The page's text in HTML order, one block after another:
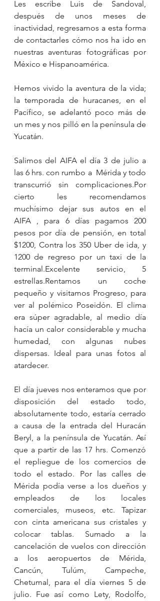
Les escribe Luis de Sandoval,
después de unos meses de
inactividad, regresamos a esta forma
de contactarles cómo nos ha ido en
nuestras aventuras fotográficas por
México e Hispanoamérica.
Hemos vivido la aventura de la vida;
la temporada de huracanes, en el
Pacífico, se adelantó poco más de
un mes y nos pilló en la península de
Yucatán.
Salimos del AIFA el día 3 de julio a
las 6 hrs. con rumbo a  Mérida y todo
transcurrió sin complicaciones.Por
cierto les recomendamos
muchísimo dejar sus autos en el
AIFA , para 6 días pagamos 200
pesos por día de pensión, en total
$1200, Contra los 350 Uber de ida, y
1200 de regreso por un taxi de la
terminal.Excelente servicio, 5
estrellas.Rentamos un coche
pequeño y visitamos Progreso, para
ver al polémico Poseidón. El clima
era súper agradable, al medio día
hacía un calor considerable y mucha
humedad, con algunas nubes
dispersas. Ideal para unas fotos al
atardecer.
El día jueves nos enteramos que por
disposición del estado todo,
absolutamente todo, estaría cerrado
a causa de la entrada del Huracán
Beryl, a la península de Yucatán. Así
que a partir de las 17 hrs. Comenzó
el repliegue de los comercios de
todo el estado. Por las calles de
Mérida podía verse a los dueños y
empleados de los locales
comerciales, museos, etc. Tapizar
con cinta americana sus cristales y
colocar tablas. Sumado a la
cancelación de vuelos con dirección
a los aeropuertos de Mérida,
Cancún, Tulúm, Campeche,
Chetumal, para el día viernes 5 de
julio. Fue así como Lety, Rodolfo,